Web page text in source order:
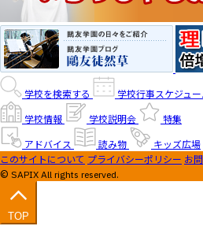
学校を検索する
学校行事スケジュ
学校情報
学校説明会
特集
アドバイス
読み物
キッズ広場
このサイトについて プライバシーポリシー お
© SAPIX All rights reserved.
TOP